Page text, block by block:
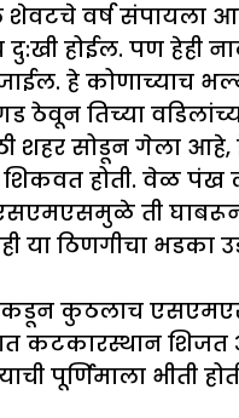
शेवटचे वर्ष संपायला
होईल. पण हेही
हे कोणाच्याच
ठेवून तिच्या
शहर सोडून गेला आहे,
शिकवत होती. वेळ
ती घाबरून
या ठिणगीचा
कुठलाच एसएमएस
कटकारस्थान
पूर्णिमाला भीती